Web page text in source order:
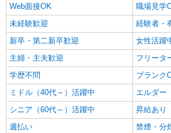
派遣社員
株式会社kotrio /●SI-H-2076261
≪春日部駅≫16時帰宅
のまったり作業
時給1600円〜2250円
通費全支給(ガソリン代含
春日部市内
キープ
Web面接OK
職場見学
未経験歓迎
経験者・
新卒・第二新卒歓迎
女性活躍
主婦・主夫歓迎
フリータ
学歴不問
ブランク
ミドル（40代～）活躍中
エルダー
シニア（60代～）活躍中
昇給あり
週払い
禁煙・分